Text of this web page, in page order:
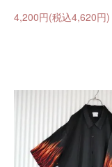
4,200円(税込4,620円)